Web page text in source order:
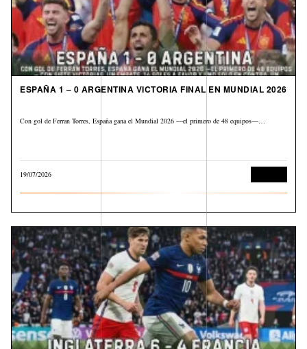
ESPAÑA 1 – 0 ARGENTINA VICTORIA FINAL EN MUNDIAL 2026
Con gol de Ferran Torres, España gana el Mundial 2026 —el primero de 48 equipos—…
19/07/2026